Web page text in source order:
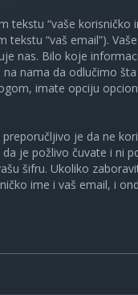
“vaše
“vaš email”).
nas. Bilo koje
nama da odlučimo
imate opciju
je da ne
je požlivo čuvate i ni
šifru. Ukoliko
ime i vaš email, i